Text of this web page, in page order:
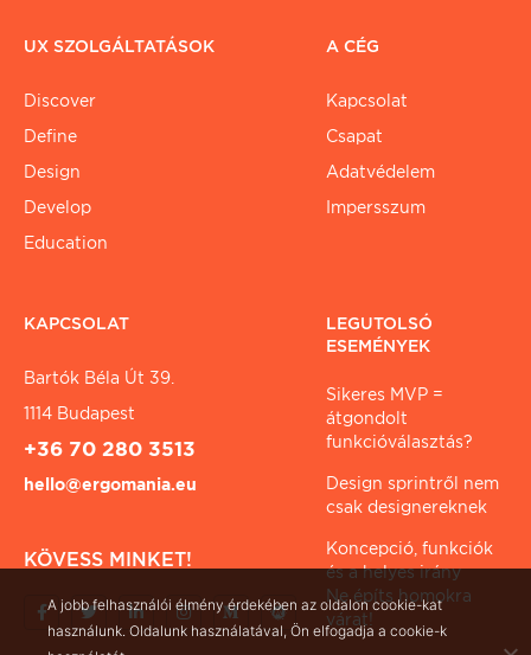
UX SZOLGÁLTATÁSOK
Discover
Define
Design
Develop
Education
A CÉG
Kapcsolat
Csapat
Adatvédelem
Impersszum
KAPCSOLAT
Bartók Béla Út 39.
1114 Budapest
+36 70 280 3513
hello@ergomania.eu
KÖVESS MINKET!
LEGUTOLSÓ
ESEMÉNYEK
Sikeres MVP =
átgondolt
funkcióválasztás?
Design sprintről nem
csak designereknek
Koncepció, funkciók
és a helyes irány
Ne építs homokra
várat!
A jobb felhasználói élmény érdekében az oldalon cookie-kat
használunk. Oldalunk használatával, Ön elfogadja a cookie-k